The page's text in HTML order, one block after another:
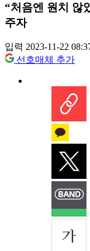
“처음엔 원치 않
주자
입력 2023-11-22
선호매체 추가